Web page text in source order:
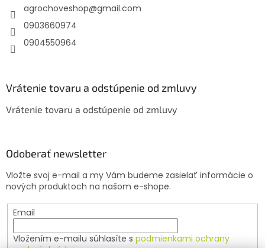
agrochoveshop@gmail.com
0903660974
0904550964
Vrátenie tovaru a odstúpenie od zmluvy
Vrátenie tovaru a odstúpenie od zmluvy
Odoberať newsletter
Vložte svoj e-mail a my Vám budeme zasielať informácie o
nových produktoch na našom e-shope.
Email
Vložením e-mailu súhlasíte s podmienkami ochrany